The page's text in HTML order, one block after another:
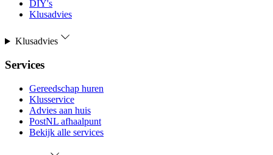
DIY's
Klusadvies
Klusadvies
Services
Gereedschap huren
Klusservice
Advies aan huis
PostNL afhaalpunt
Bekijk alle services